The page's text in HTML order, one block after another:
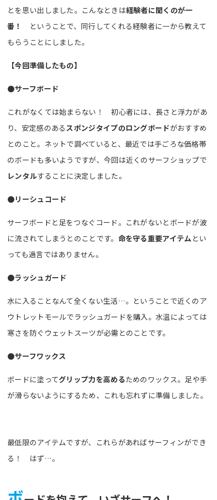
とを思い出しました。こんなときは経験者に聞くのが一
番！
ということで、同行してくれる経験者に一から教えて
もらうことにしました。
【今回準備したもの】
●サーフボード
これがなくては始まらない！ 初心者には、長さと浮力があ
り、安定感のあるスポンジタイプのロングボードがおすすめ
とのこと。ネットで調べていると、最近では手ごろな価格帯
のボードも多いようですが、今回は近くのサーフショップで
レンタルすることに決定しました。
●リーシュコード
サーフボードと足をつなぐコード。これがないとボードが波
に流されてしまうとのことです。 命を守る重要アイテム とい
っても過言ではありません。
●ラッシュガード
水に入ることなんて全くない生活…。ということで近くのア
ウトレットモールでラッシュガードを購入。水温によっては
寒さを防ぐウェットスーツが必需とのことです。
●サーフワックス
ボードに塗ってグリップ力を高めるためのワックス。足や手
が滑らないようにするため、これも忘れずに準備しました。
最低限のアイテムですが、これらがあればサーフィンができ
る！ はず…。